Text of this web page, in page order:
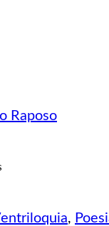
Raposo
,